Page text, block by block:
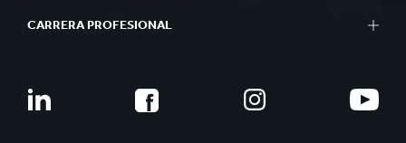
CARRERA PROFESIONAL